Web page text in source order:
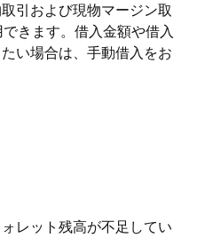
引および現物マージン取
きます。借入金額や借入
い場合は、手動借入をお
レット残高が不足してい